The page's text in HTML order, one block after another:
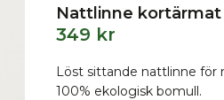
Nattlinne kortärmat
349 kr
Löst sittande nattlinne för
100% ekologisk bomull.